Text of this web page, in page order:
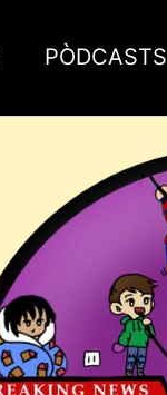
PÒDCASTS